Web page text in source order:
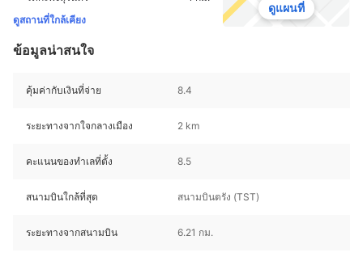
ดูสถานที่ใกล้เคียง
ดูแผนที่
ข้อมูลน่าสนใจ
คุ้มค่ากับเงินที่จ่าย 8.4
ระยะทางจากใจกลางเมือง 2 km
คะแนนของทำเลที่ตั้ง 8.5
สนามบินใกล้ที่สุด สนามบินตรัง (TST)
ระยะทางจากสนามบิน 6.21 กม.